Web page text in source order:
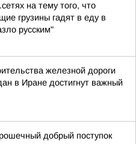
на тему того, что
грузины гадят в еду в
русским"
железной дороги
в Иране достигнут важный
добрый поступок